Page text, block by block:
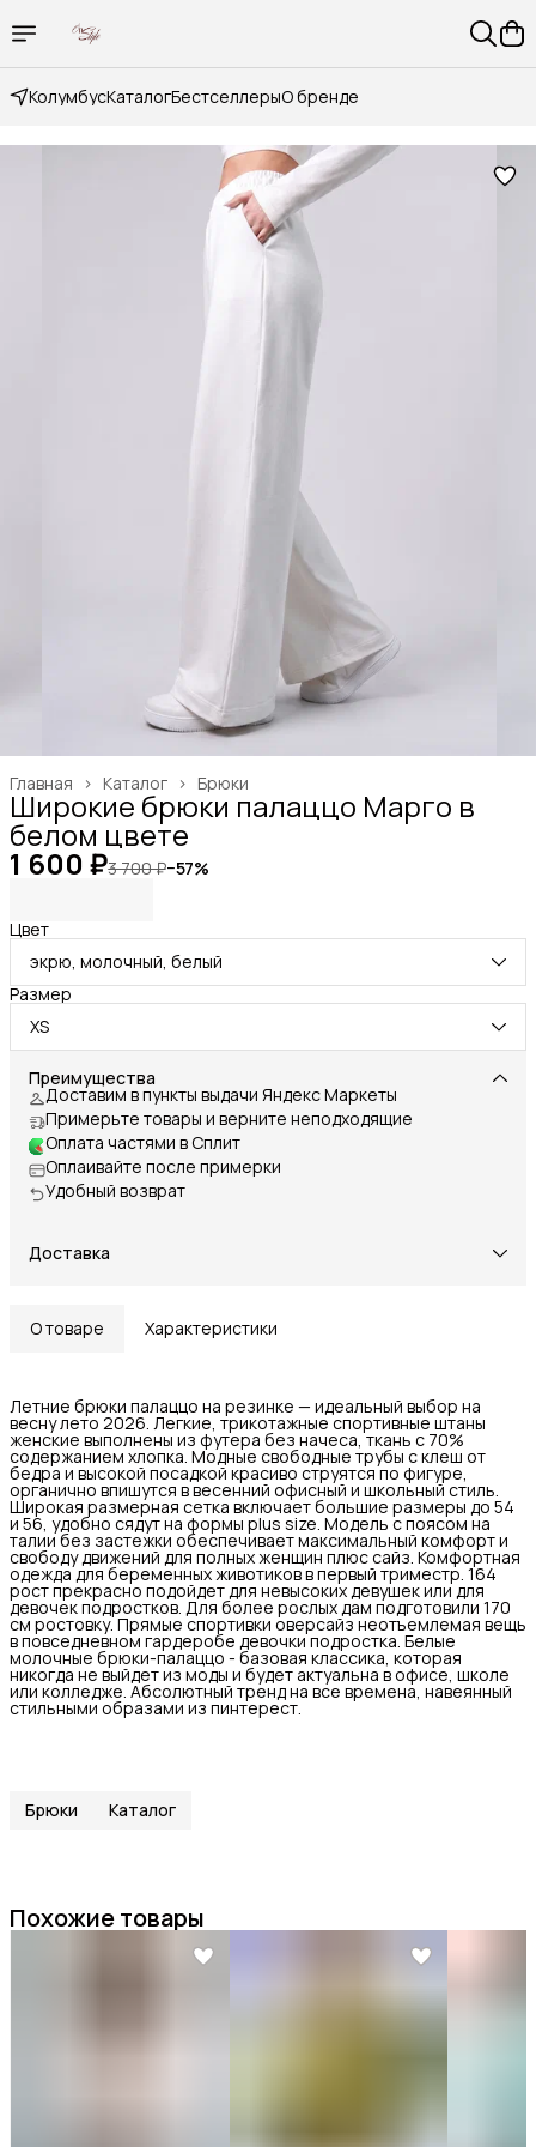
КолумбусКаталогБестселлерыО бренде
Брюки
Каталог ›
Главная ›
Широкие брюки палаццо Марго в
белом цвете
1 600 ₽3 700 ₽−57%
Цвет
экрю, молочный, белый
Размер
XS
Преимущества
Доставим в пункты выдачи Яндекс Маркеты
Примерьте товары и верните неподходящие
Оплата частями в Сплит
Оплаивайте после примерки
Удобный возврат
Доставка
О товаре Характеристики
Летние брюки палаццо на резинке — идеальный выбор на
весну лето 2026. Легкие, трикотажные спортивные штаны
женские выполнены из футера без начеса, ткань с 70%
содержанием хлопка. Модные свободные трубы с клеш от
бедра и высокой посадкой красиво струятся по фигуре,
органично впишутся в весенний офисный и школьный стиль.
Широкая размерная сетка включает большие размеры до 54
и 56, удобно сядут на формы plus size. Модель с поясом на
талии без застежки обеспечивает максимальный комфорт и
свободу движений для полных женщин плюс сайз. Комфортная
одежда для беременных животиков в первый триместр. 164
рост прекрасно подойдет для невысоких девушек или для
девочек подростков. Для более рослых дам подготовили 170
см ростовку. Прямые спортивки оверсайз неотъемлемая вещь
в повседневном гардеробе девочки подростка. Белые
молочные брюки-палаццо - базовая классика, которая
никогда не выйдет из моды и будет актуальна в офисе, школе
или колледже. Абсолютный тренд на все времена, навеянный
стильными образами из пинтерест.
Брюки Каталог
Похожие товары